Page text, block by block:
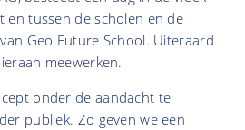
en tussen de scholen en de
Geo Future School. Uiteraard
meewerken.
onder de aandacht te
publiek. Zo geven we een